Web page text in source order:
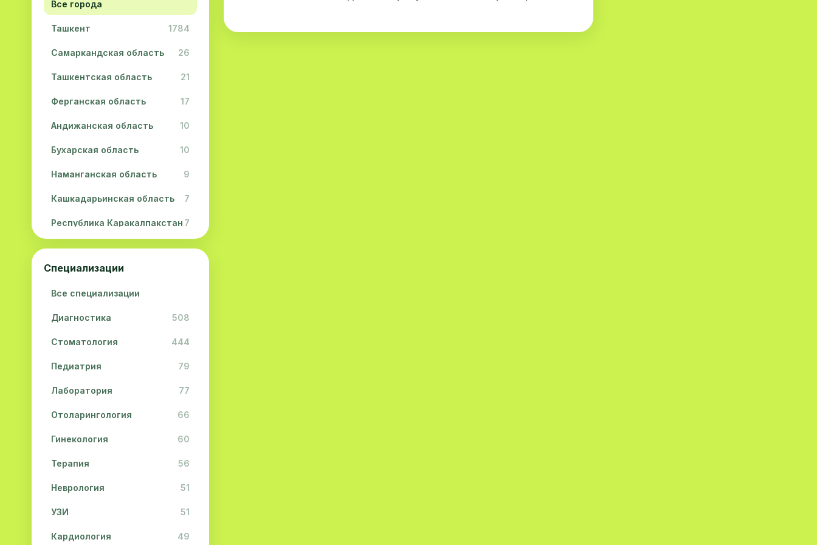
Все города
Ташкент 1784
Самаркандская область 26
Ташкентская область 21
Ферганская область 17
Андижанская область 10
Бухарская область 10
Наманганская область 9
Кашкадарьинская область 7
Республика Каракалпакстан 7
Навоийская область 5
Джизакская область
Сурхандарьинская область
Сырдарьинская область 2
Хорезмская область 2
Специализации
Все специализации
Диагностика 508
Стоматология 444
Педиатрия 79
Лаборатория 77
Отоларингология 66
Гинекология 60
Терапия 56
Неврология 51
УЗИ 51
Кардиология 49